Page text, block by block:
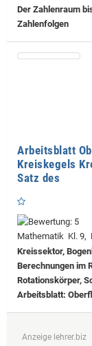
Der Zahlenraum
Zahlenfolgen
Arbeitsblatt
Kreiskegels
Satz des
Mathematik Kl. 9,
Kreissektor,
Berechnungen im
Rotationskörper,
Arbeitsblatt:
Anzeige lehrer.biz